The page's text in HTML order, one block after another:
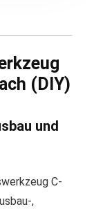
(DIY)
und
C-
,